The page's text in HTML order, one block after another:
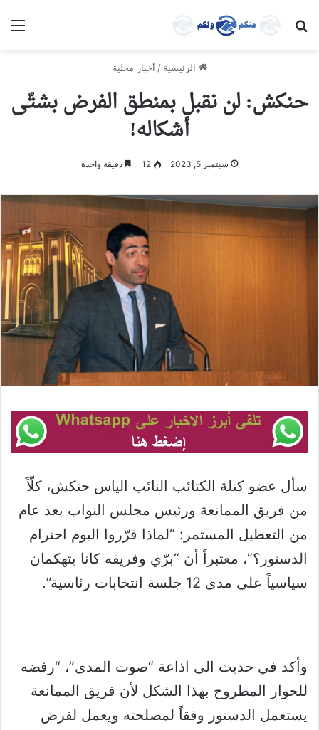
بحث عن
الرئيسية / أخبار محلية
حنكش: لن نقبل بمنطق الفرض بشتّى
أشكاله!
سبتمبر 5, 2023 12 دقيقة واحدة
سأل عضو كتلة الكتائب النائب الياس حنكش، كلّاً
من فريق الممانعة ورئيس مجلس النواب بعد عام
من التعطيل المستمر: “لماذا قرّروا اليوم احترام
الدستور؟”، معتبراً أن “برّي وفريقه كانا يتهكمان
سياسياً على مدى 12 جلسة انتخابات رئاسية”.
وأكد في حديث الى اذاعة “صوت المدى”، “رفضه
للحوار المطروح بهذا الشكل لأن فريق الممانعة
يستعمل الدستور وفقاً لمصلحته ويعمل لفرض